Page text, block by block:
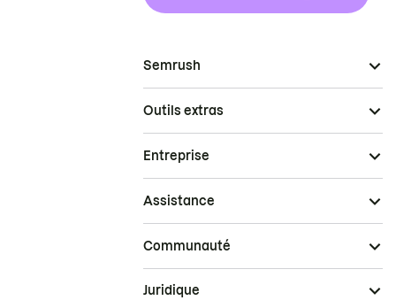
Semrush
Outils extras
Entreprise
Assistance
Communauté
Juridique